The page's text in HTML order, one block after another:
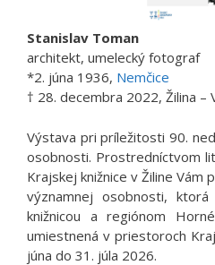
Stanislav Toman
architekt, umelecký fotograf
*2. júna 1936, Nemčice
† 28. decembra 2022, Žilina –
Výstava pri príležitosti 90.
osobnosti. Prostredníctvom
Krajskej knižnice v Žiline
významnej osobnosti,
knižnicou a regiónom
umiestnená v priestoroch
júna do 31. júla 2026.